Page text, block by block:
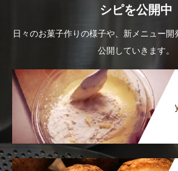
シピを公開中
日々のお菓子作りの様子や、新メニュー
公開していきます。